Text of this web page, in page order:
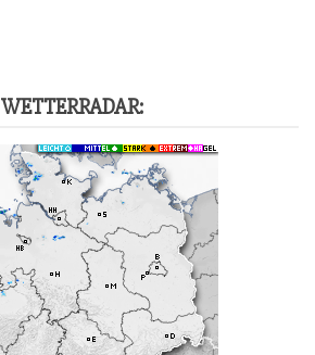
WET­TER­RA­DAR: